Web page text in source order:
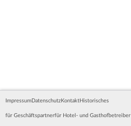
Impressum Datenschutz Kontakt Historisches
für Geschäftspartnerfür Hotel- und Gasthofbetreiber